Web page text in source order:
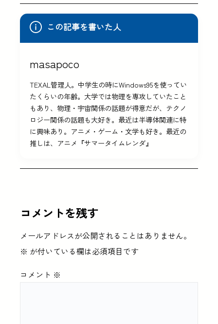
この記事を書いた人
masapoco
TEXAL管理人。中学生の時にWindows95を使ってい
たくらいの年齢。大学では物理を専攻していたこと
もあり、物理・宇宙関係の話題が得意だが、テクノ
ロジー関係の話題も大好き。最近は半導体関連に特
に興味あり。アニメ・ゲーム・文学も好き。最近の
推しは、アニメ『サマータイムレンダ』
コメントを残す
メールアドレスが公開されることはありません。
※ が付いている欄は必須項目です
コメント ※